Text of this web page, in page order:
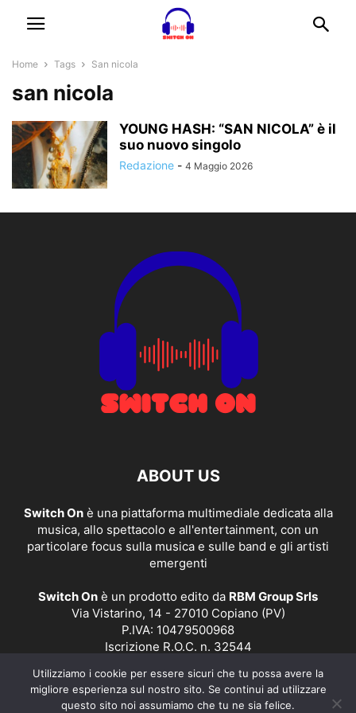
Home Tags San nicola
san nicola
YOUNG HASH: “SAN NICOLA” è il
suo nuovo singolo
Redazione - 4 Maggio 2026
ABOUT US
Switch Onè una piattaforma multimediale dedicata alla
musica, allo spettacolo e all'entertainment, con un
particolare focus sulla musica e sulle band e gli artisti
emergenti
Switch On è un prodotto edito da RBM Group Srls
Via Vistarino, 14 - 27010 Copiano (PV)
P.IVA: 10479500968
Iscrizione R.O.C. n. 32544
Contact us: redazione@switchonmusic.it
Utilizziamo i cookie per essere sicuri che tu possa avere la
migliore esperienza sul nostro sito. Se continui ad utilizzare
questo sito noi assumiamo che tu ne sia felice.